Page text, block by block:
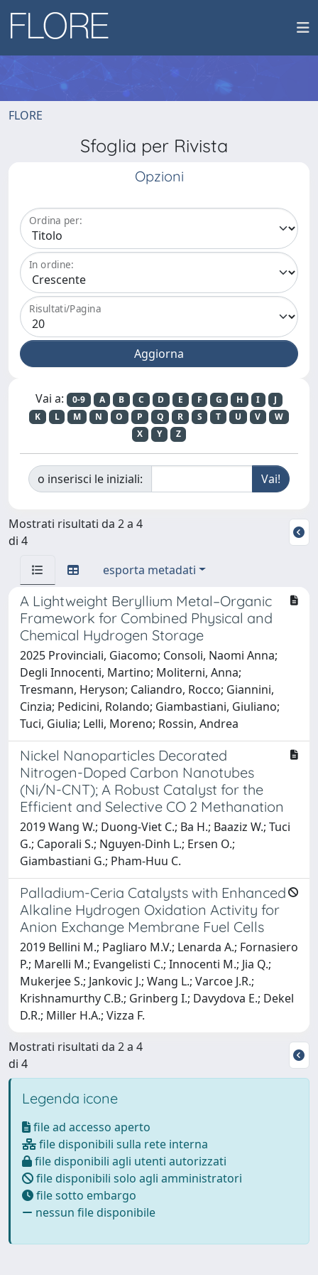
FLORE
Sfoglia per Rivista
Opzioni
Ordina per:
In ordine:
Risultati/Pagina
Vai a: 0-9 A B C D E F G H I
J
K
L M N O P Q R S T U V
W
X
Y Z
o inserisci le iniziali:
Mostrati risultati da 2 a 4
di 4
esporta metadati
A Lightweight Beryllium Metal–Organic
Framework for Combined Physical and
Chemical Hydrogen Storage
2025 Provinciali, Giacomo; Consoli, Naomi Anna;
Degli Innocenti, Martino; Moliterni, Anna;
Tresmann, Heryson; Caliandro, Rocco; Giannini,
Cinzia; Pedicini, Rolando; Giambastiani, Giuliano;
Tuci, Giulia; Lelli, Moreno; Rossin, Andrea
Nickel Nanoparticles Decorated
Nitrogen-Doped Carbon Nanotubes
(Ni/N-CNT); A Robust Catalyst for the
Efficient and Selective CO 2 Methanation
2019 Wang W.; Duong-Viet C.; Ba H.; Baaziz W.; Tuci
G.; Caporali S.; Nguyen-Dinh L.; Ersen O.;
Giambastiani G.; Pham-Huu C.
Palladium-Ceria Catalysts with Enhanced
Alkaline Hydrogen Oxidation Activity for
Anion Exchange Membrane Fuel Cells
2019 Bellini M.; Pagliaro M.V.; Lenarda A.; Fornasiero
P.; Marelli M.; Evangelisti C.; Innocenti M.; Jia Q.;
Mukerjee S.; Jankovic J.; Wang L.; Varcoe J.R.;
Krishnamurthy C.B.; Grinberg I.; Davydova E.; Dekel
D.R.; Miller H.A.; Vizza F.
Mostrati risultati da 2 a 4
di 4
Legenda icone
file ad accesso aperto
file disponibili sulla rete interna
file disponibili agli utenti autorizzati
file disponibili solo agli amministratori
file sotto embargo
nessun file disponibile